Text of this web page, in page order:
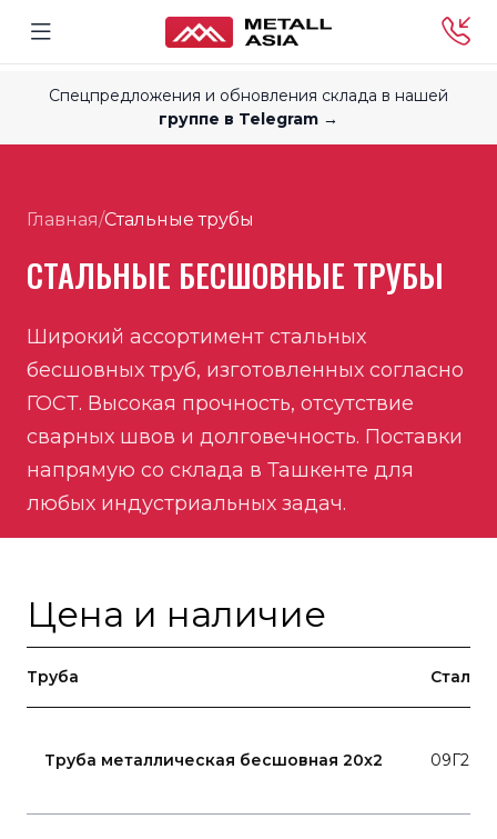
Спецпредложения и обновления склада в нашей
группе в Telegram →
Главная/Стальные трубы
СТАЛЬНЫЕ БЕСШОВНЫЕ ТРУБЫ
Широкий ассортимент стальных
бесшовных труб, изготовленных согласно
ГОСТ. Высокая прочность, отсутствие
сварных швов и долговечность. Поставки
напрямую со склада в Ташкенте для
любых индустриальных задач.
Цена и наличие
Труба Сталь
Труба металлическая бесшовная 20x2 09Г2С